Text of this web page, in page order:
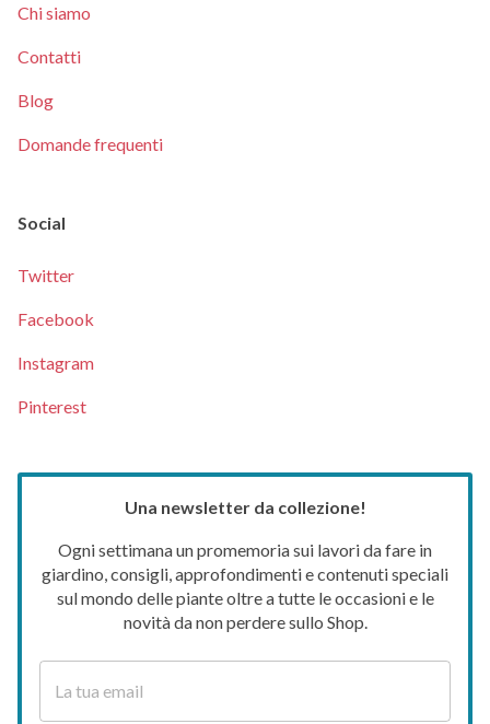
Chi siamo
Contatti
Blog
Domande frequenti
Social
Twitter
Facebook
Instagram
Pinterest
Una newsletter da collezione!
Ogni settimana un promemoria sui lavori da fare in
giardino, consigli, approfondimenti e contenuti speciali
sul mondo delle piante oltre a tutte le occasioni e le
novità da non perdere sullo Shop.